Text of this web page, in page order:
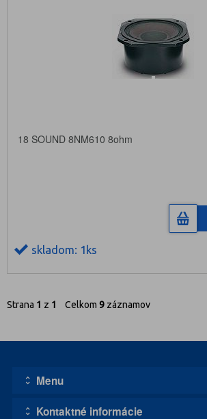
18 SOUND 8NM610 8ohm
skladom: 1ks
Strana 1 z 1 Celkom 9 záznamov
Menu
Úvodná stránka
Kontaktné informácie